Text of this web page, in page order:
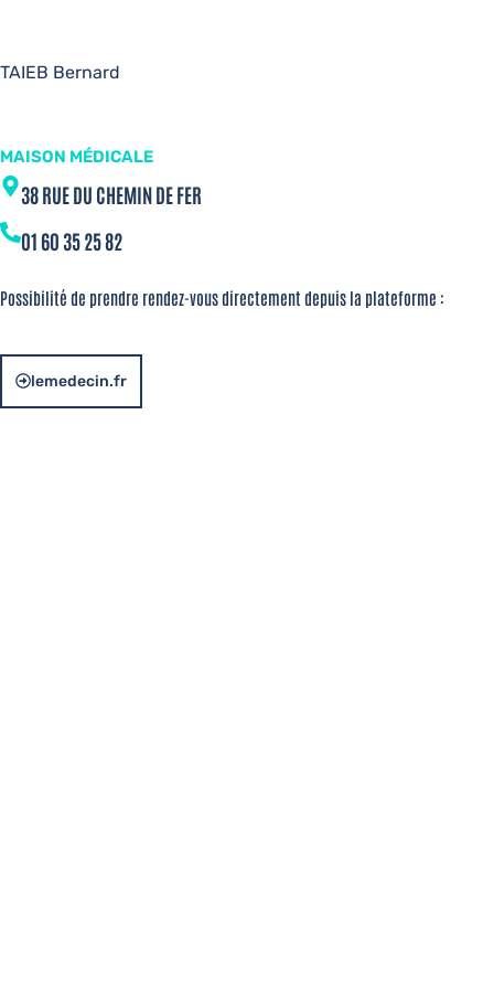
TAIEB Bernard
MAISON MÉDICALE
38 RUE DU CHEMIN DE FER
01 60 35 25 82
Possibilité de prendre rendez-vous directement depuis la plateforme :
lemedecin.fr